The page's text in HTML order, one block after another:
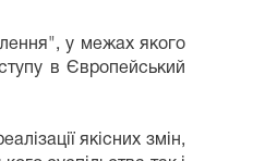
у межах якого
в Європейський
якісних змін,